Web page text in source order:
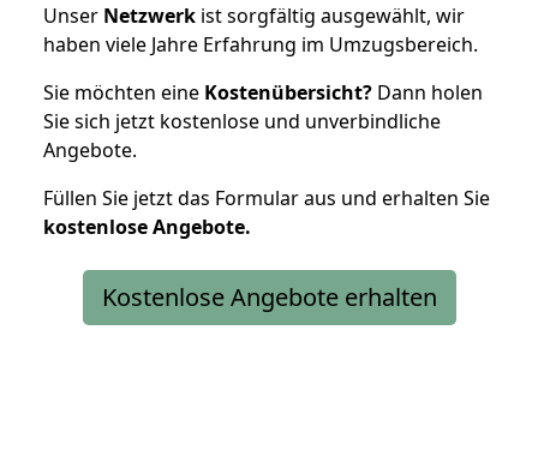
Unser Netzwerk ist sorgfältig ausgewählt, wir
haben viele Jahre Erfahrung im Umzugsbereich.
Sie möchten eine Kostenübersicht? Dann holen
Sie sich jetzt kostenlose und unverbindliche
Angebote.
Füllen Sie jetzt das Formular aus und erhalten Sie
kostenloseAngebote.
Kostenlose Angebote erhalten